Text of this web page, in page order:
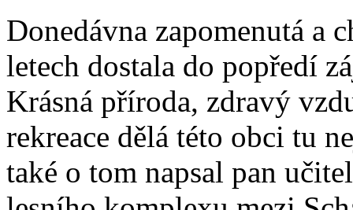
Donedávna zapomenutá a
letech dostala do popředí
Krásná příroda, zdravý
rekreace dělá této obci tu
také o tom napsal pan